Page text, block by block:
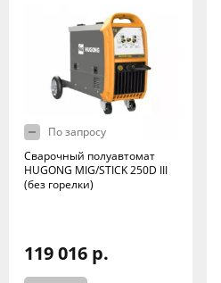
По запросу
Сварочный полуавтомат
HUGONG MIG/STICK 250D III
(без горелки)
119 016 р.